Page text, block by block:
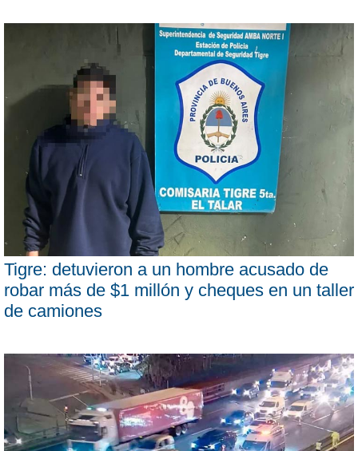
Tigre: detuvieron a un hombre acusado de
robar más de $1 millón y cheques en un taller
de camiones